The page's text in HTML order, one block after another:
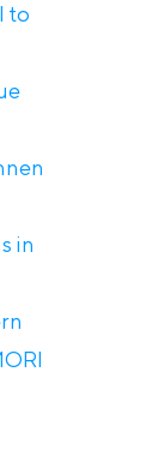
to
in